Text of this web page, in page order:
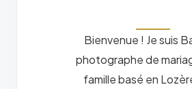
Bienvenue ! Je suis
photographe de
famille basé en